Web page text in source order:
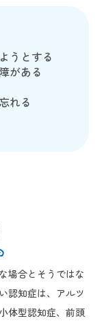
うとする
がある
れる
場合とそうではな
認知症は、アルツ
体型認知症、前頭